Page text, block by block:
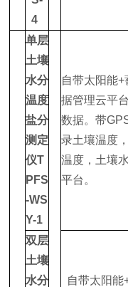
4
单层
土壤
水分
温度
盐分
测定
仪T
PFS
-WS
Y-1
自带太阳能
据管理云平
数据。带
录土壤温度
温度，土壤
平台。
双层
土壤
水分
自带太阳能